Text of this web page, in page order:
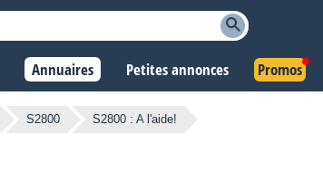
Annuaires Petites annonces Promos
S2800 S2800 : A l'aide!